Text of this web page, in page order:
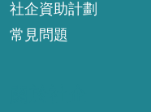
社企資助計劃
常見問題